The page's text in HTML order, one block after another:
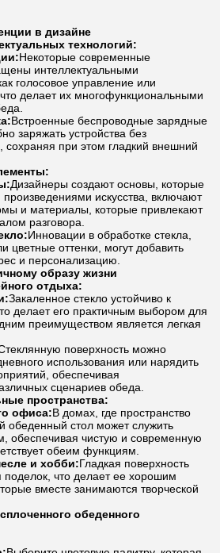
в дизайне
технологий:
Некоторые современные
интеллектуальными
голосовое управление или
делает их многофункциональными
Встроенные беспроводные зарядные
заряжать устройства без
сохраняя при этом гладкий внешний
Дизайнеры создают основы, которые
искусства, включают
и материалы, которые привлекают
разговора.
Инновации в обработке стекла,
цветные оттенки, могут добавить
и персонализацию.
образу жизни
отдыха:
Закаленное стекло устойчиво к
делает его практичным выбором для
преимуществом является легкая
поверхность можно
использования или нарядить
обеспечивая
сценариев обеда.
пространства:
офиса:В домах, где пространство
обеденный стол может служить
обеспечивая чистую и современную
обеим функциям.
и хобби:Гладкая поверхность
поделок, что делает ее хорошим
вместе занимаются творческой
обеденного